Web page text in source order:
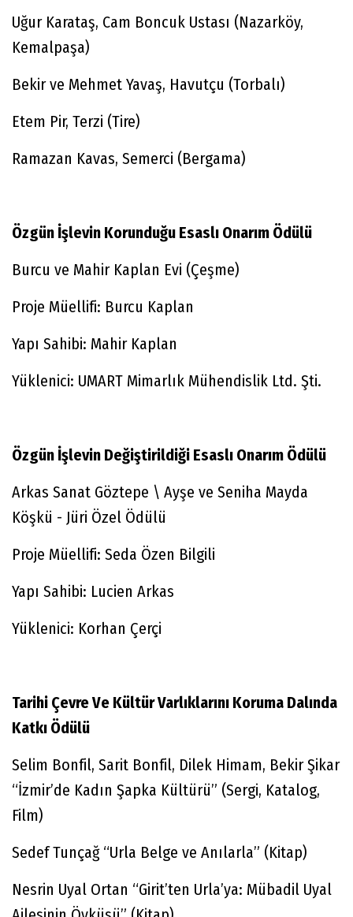
Uğur Karataş, Cam Boncuk Ustası (Nazarköy,
Kemalpaşa)
Bekir ve Mehmet Yavaş, Havutçu (Torbalı)
Etem Pir, Terzi (Tire)
Ramazan Kavas, Semerci (Bergama)
Özgün İşlevin Korunduğu Esaslı Onarım Ödülü​
Burcu ve Mahir Kaplan Evi (Çeşme)
Proje Müellifi: Burcu Kaplan
Yapı Sahibi: Mahir Kaplan
Yüklenici: UMART Mimarlık Mühendislik Ltd. Şti.
Özgün İşlevin Değiştirildiği Esaslı Onarım Ödülü​
Arkas Sanat Göztepe \ Ayşe ve Seniha Mayda
Köşkü - Jüri Özel Ödülü
Proje Müellifi: Seda Özen Bilgili
Yapı Sahibi: Lucien Arkas
Yüklenici: Korhan Çerçi
Tarihi Çevre Ve Kültür Varlıklarını Koruma Dalında
Katkı Ödülü
Selim Bonfil, Sarit Bonfil, Dilek Himam, Bekir Şikar
“İzmir’de Kadın Şapka Kültürü” (Sergi, Katalog,
Film)
Sedef Tunçağ “Urla Belge ve Anılarla” (Kitap)
Nesrin Uyal Ortan “Girit’ten Urla’ya: Mübadil Uyal